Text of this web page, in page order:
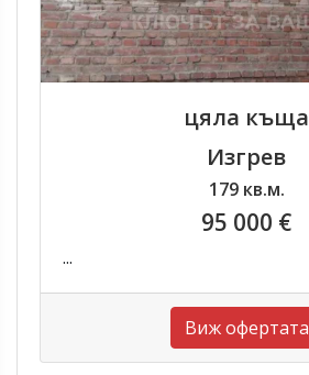
цяла къща
Изгрев
179 кв.м.
95 000 €
...
Виж офертата